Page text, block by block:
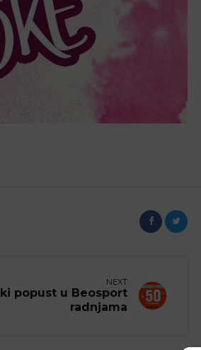
NEXT
popust u Beosport
radnjama